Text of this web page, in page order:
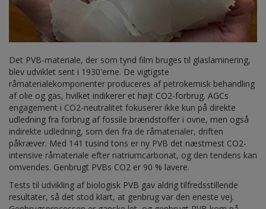
Det PVB-materiale, der som tynd film bruges til glaslaminering,
blev udviklet sent i 1930'erne. De vigtigste
råmaterialekomponenter produceres af petrokemisk behandling
af olie og gas, hvilket indikerer et højt CO2-forbrug. AGCs
engagement i CO2-neutralitet fokuserer ikke kun på direkte
udledning fra forbrug af fossile brændstoffer i ovne, men også
indirekte udledning, som den fra de råmaterialer, driften
påkræver. Med 141 tusind tons er ny PVB det næstmest CO2-
intensive råmateriale efter natriumcarbonat, og den tendens kan
omvendes. Genbrugt PVBs CO2 er 90 % lavere.
Tests til udvikling af biologisk PVB gav aldrig tilfredsstillende
resultater, så det stod klart, at genbrug var den eneste vej.